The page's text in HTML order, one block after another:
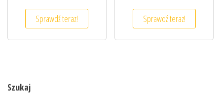
Sprawdź teraz! Sprawdź teraz!
Szukaj